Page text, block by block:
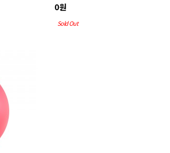
0원
Sold Out